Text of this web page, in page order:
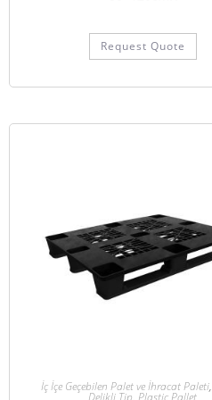
Request Quote
İç İçe Geçebilen Palet ve İhracat Paleti,
Delikli Tip, Plastic Pallet